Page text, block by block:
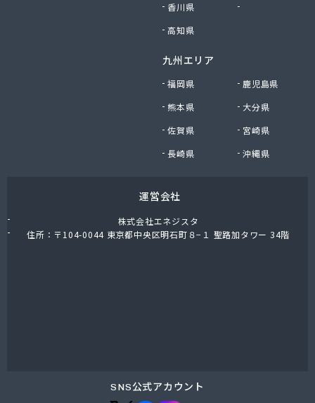
香川県
高知県
九州エリア
福岡県
鹿児島県
熊本県
大分県
佐賀県
宮崎県
長崎県
沖縄県
運営会社
株式会社エネジスタ
住所：〒104-0044 東京都中央区明石町８−１ 聖路加タワー 34階
SNS公式アカウント